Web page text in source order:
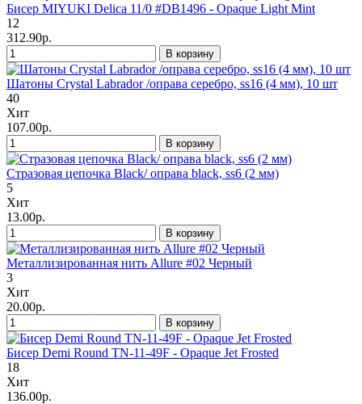
Бисер MIYUKI Delica 11/0 #DB1496 - Opaque Light Mint
12
312.90р.
В корзину
Шатоны Crystal Labrador /оправа серебро, ss16 (4 мм), 10 шт
40
Хит
107.00р.
В корзину
Стразовая цепочка Black/ оправа black, ss6 (2 мм)
5
Хит
13.00р.
В корзину
Металлизированная нить Allure #02 Черный
3
Хит
20.00р.
В корзину
Бисер Demi Round TN-11-49F - Opaque Jet Frosted
18
Хит
136.00р.